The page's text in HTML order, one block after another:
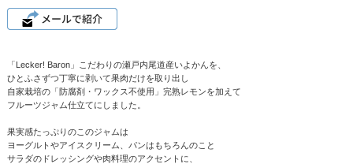
「Lecker! Baron」こだわりの瀬戸内尾道産いよかんを、
ひとふさずつ丁寧に剥いて果肉だけを取り出し
自家栽培の「防腐剤・ワックス不使用」完熟レモンを加えて
フルーツジャム仕立てにしました。
果実感たっぷりのこのジャムは
ヨーグルトやアイスクリーム、パンはもちろんのこと
サラダのドレッシングや肉料理のアクセントに、